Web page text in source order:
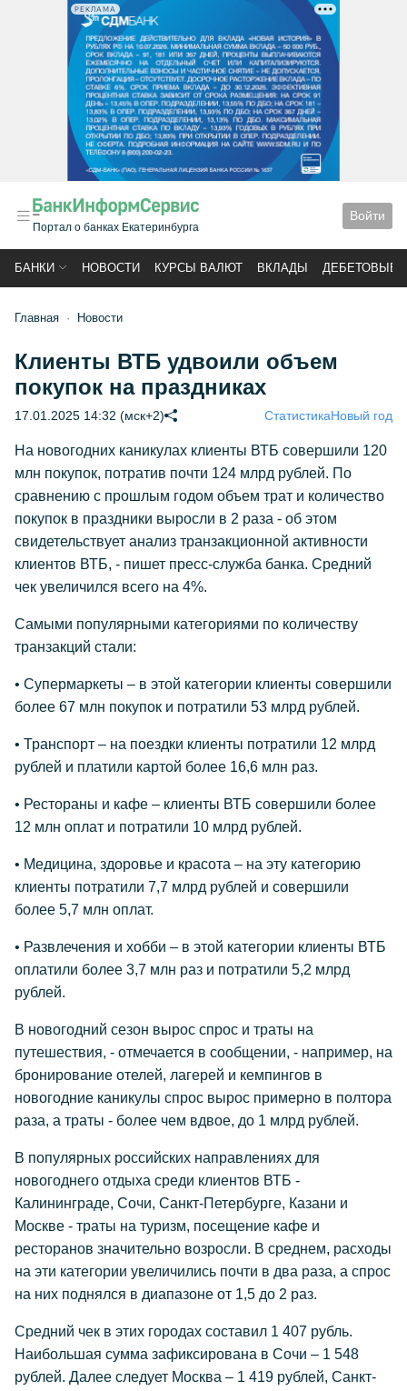
РЕКЛАМА
Портал о банках Екатеринбурга
Войти
БАНКИ НОВОСТИ КУРСЫ ВАЛЮТ ВКЛАДЫ ДЕБЕТОВЫЕ
Главная Новости
Клиенты ВТБ удвоили объем
покупок на праздниках
17.01.2025 14:32 (мск+2) СтатистикаНовый год
На новогодних каникулах клиенты ВТБ совершили 120
млн покупок, потратив почти 124 млрд рублей. По
сравнению с прошлым годом объем трат и количество
покупок в праздники выросли в 2 раза - об этом
свидетельствует анализ транзакционной активности
клиентов ВТБ, - пишет пресс-служба банка. Средний
чек увеличился всего на 4%.
Самыми популярными категориями по количеству
транзакций стали:
• Супермаркеты – в этой категории клиенты совершили
более 67 млн покупок и потратили 53 млрд рублей.
• Транспорт – на поездки клиенты потратили 12 млрд
рублей и платили картой более 16,6 млн раз.
• Рестораны и кафе – клиенты ВТБ совершили более
12 млн оплат и потратили 10 млрд рублей.
• Медицина, здоровье и красота – на эту категорию
клиенты потратили 7,7 млрд рублей и совершили
более 5,7 млн оплат.
• Развлечения и хобби – в этой категории клиенты ВТБ
оплатили более 3,7 млн раз и потратили 5,2 млрд
рублей.
В новогодний сезон вырос спрос и траты на
путешествия, - отмечается в сообщении, - например, на
бронирование отелей, лагерей и кемпингов в
новогодние каникулы спрос вырос примерно в полтора
раза, а траты - более чем вдвое, до 1 млрд рублей.
В популярных российских направлениях для
новогоднего отдыха среди клиентов ВТБ -
Калининграде, Сочи, Санкт-Петербурге, Казани и
Москве - траты на туризм, посещение кафе и
ресторанов значительно возросли. В среднем, расходы
на эти категории увеличились почти в два раза, а спрос
на них поднялся в диапазоне от 1,5 до 2 раз.
Средний чек в этих городах составил 1 407 рубль.
Наибольшая сумма зафиксирована в Сочи – 1 548
рублей. Далее следует Москва – 1 419 рублей, Санкт-